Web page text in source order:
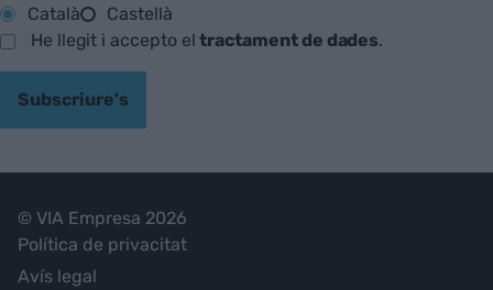
Català
Castellà
He llegit i accepto eltractament de dades.
Subscriure's
© VIA Empresa 2026
Política de privacitat
Avís legal